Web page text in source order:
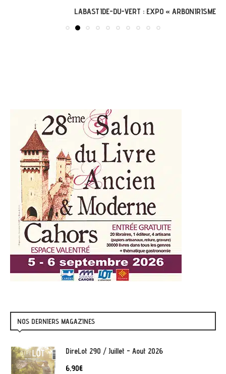
LABASTIDE-DU-VERT : EXPO « ARBONIRISME »
NOS DERNIERS MAGAZINES
DireLot 290 / Juillet - Aout 2026
6,90€